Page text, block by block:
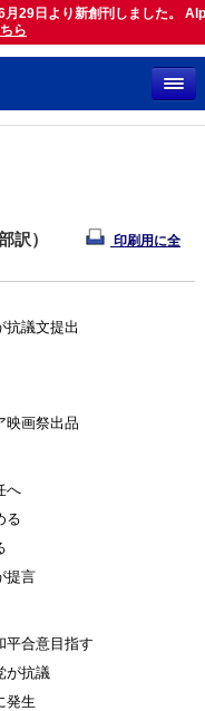
29日より新創刊しました。
ら
月29日より新創刊しました。
ら
訳）
印刷用に全
抗議文提出
映画祭出品
へ
る
提言
平合意目指す
が抗議
発生